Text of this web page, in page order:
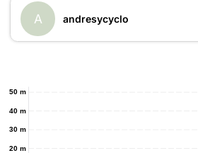
A andresycyclo
20 m
30 m
40 m
50 m